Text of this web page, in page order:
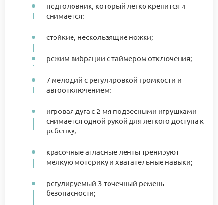
подголовник, который легко крепится и
снимается;
стойкие, нескользящие ножки;
режим вибрации с таймером отключения;
7 мелодий с регулировкой громкости и
автоотключением;
игровая дуга с 2-мя подвесными игрушками
снимается одной рукой для легкого доступа к
ребенку;
красочные атласные ленты тренируют
мелкую моторику и хватательные навыки;
регулируемый 3-точечный ремень
безопасности;